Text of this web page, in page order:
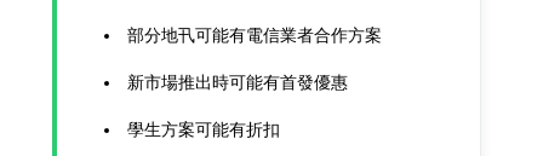
部分地卂可能有電信業者合作方案
新市場推出時可能有首發優惠
學生方案可能有折扣